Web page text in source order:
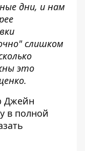
дни, и нам
слишком
это
Джейн
в полной